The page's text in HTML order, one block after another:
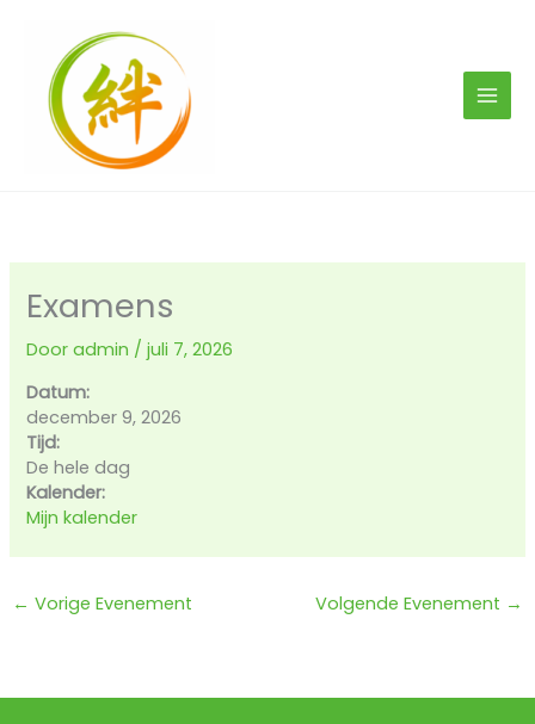
inhoud
Examens
Dooradmin /juli 7, 2026
Datum:
december 9, 2026
Tijd:
De hele dag
Kalender:
Mijn kalender
← Vorige Evenement Volgende Evenement →